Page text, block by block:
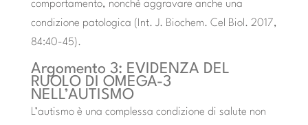
comportamento, nonchè aggravare anche una
condizione patologica (Int. J. Biochem. Cel Biol. 2017,
84:40-45).
Argomento 3: EVIDENZA DEL
RUOLO DI OMEGA-3
NELL’AUTISMO
L’autismo è una complessa condizione di salute non